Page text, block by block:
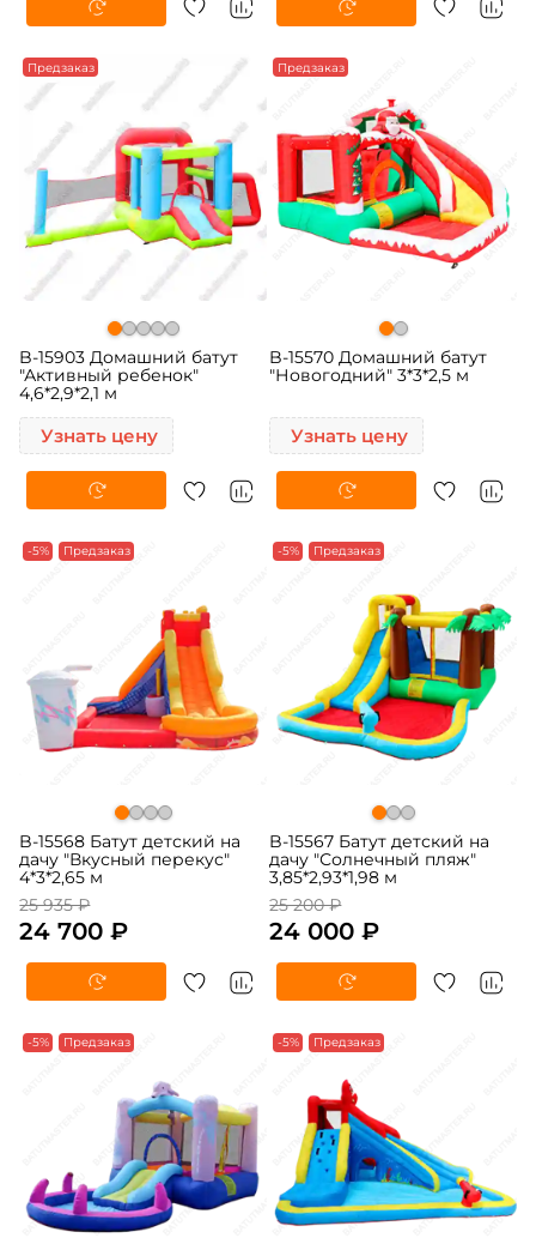
Предзаказ
B-15903 Домашний батут
"Активный ребенок"
4,6*2,9*2,1 м
Узнать цену
Предзаказ
B-15570 Домашний батут
"Новогодний" 3*3*2,5 м
Узнать цену
-5% Предзаказ
B-15568 Батут детский на
дачу "Вкусный перекус"
4*3*2,65 м
25 935 ₽
24 700 ₽
-5% Предзаказ
B-15567 Батут детский на
дачу "Солнечный пляж"
3,85*2,93*1,98 м
25 200 ₽
24 000 ₽
-5% Предзаказ -5% Предзаказ